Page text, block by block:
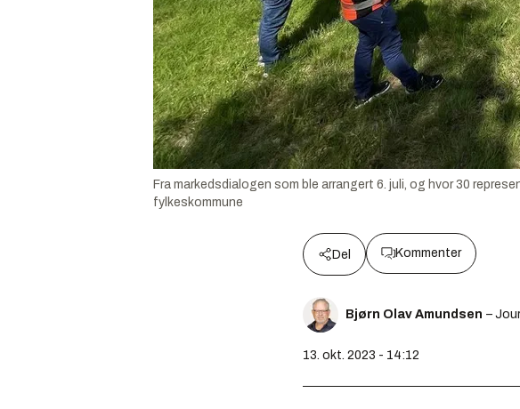
Fra markedsdialogen som ble arrangert 6. juli, og hvor 30
fylkeskommune
Del Kommenter
Bjørn Olav Amundsen –
13. okt. 2023 - 14:12